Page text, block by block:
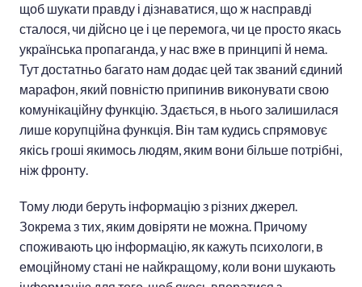
щоб шукати правду і дізнаватися, що ж насправді
сталося, чи дійсно це і це перемога, чи це просто якась
українська пропаганда, у нас вже в принципі й нема.
Тут достатньо багато нам додає цей так званий єдиний
марафон, який повністю припинив виконувати свою
комунікаційну функцію. Здається, в нього залишилася
лише корупційна функція. Він там кудись спрямовує
якісь гроші якимось людям, яким вони більше потрібні,
ніж фронту.
Тому люди беруть інформацію з різних джерел.
Зокрема з тих, яким довіряти не можна. Причому
споживають цю інформацію, як кажуть психологи, в
емоційному стані не найкращому, коли вони шукають